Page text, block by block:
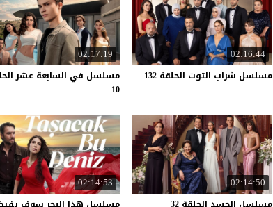
02:16:44
مسلسل شراب التوت الحلقة 132
02:17:19
مسلسل في السابعة عشر
10
02:14:50
02:14:53